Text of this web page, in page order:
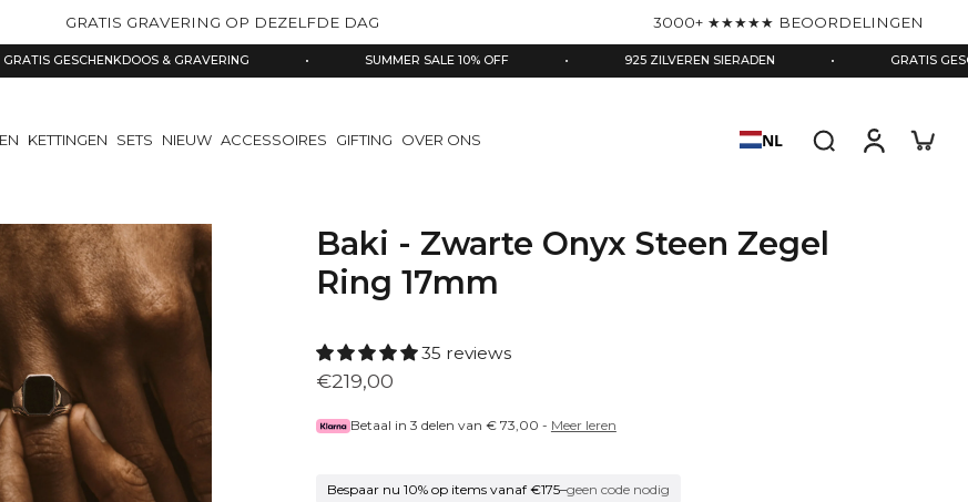
GRATIS GRAVERING OP DEZELFDE DAG 3000+ ★★★★★ BEOORDELINGEN
& GRAVERING • SUMMER SALE 10% OFF • 925 ZILVEREN SIERADEN • GRATIS
NL
KETTINGEN SETS NIEUW ACCESSOIRES GIFTING OVER ONS
Baki - Zwarte Onyx Steen Zegel
Ring 17mm
35 reviews
€219,00
Betaal in 3 delen van € 73,00 - Meer leren
Bespaar nu 10% op items vanaf €175–geen code nodig